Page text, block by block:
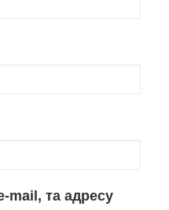
mail, та адресу